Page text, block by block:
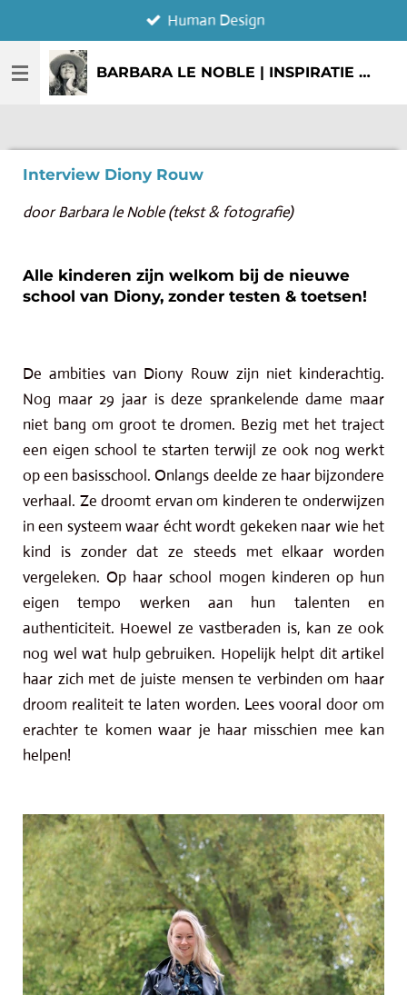
direct
naar
BARBARA LE NOBLE | INSPIRATIE & CREATIE
Human Design
Interview Diony Rouw
door Barbara le Noble (tekst & fotografie)
Alle kinderen zijn welkom bij de nieuwe
school van Diony, zonder testen & toetsen!
De ambities van Diony Rouw zijn niet kinderachtig.
Nog maar 29 jaar is deze sprankelende dame maar
niet bang om groot te dromen. Bezig met het traject
een eigen school te starten terwijl ze ook nog werkt
op een basisschool. Onlangs deelde ze haar bijzondere
verhaal. Ze droomt ervan om kinderen te onderwijzen
in een systeem waar écht wordt gekeken naar wie het
kind is zonder dat ze steeds met elkaar worden
vergeleken. Op haar school mogen kinderen op hun
eigen tempo werken aan hun talenten en
authenticiteit. Hoewel ze vastberaden is, kan ze ook
nog wel wat hulp gebruiken. Hopelijk helpt dit artikel
haar zich met de juiste mensen te verbinden om haar
droom realiteit te laten worden. Lees vooral door om
erachter te komen waar je haar misschien mee kan
helpen!